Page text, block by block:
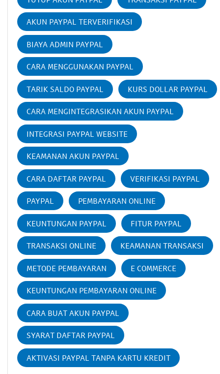
AKUN PAYPAL TERVERIFIKASI
BIAYA ADMIN PAYPAL
CARA MENGGUNAKAN PAYPAL
TARIK SALDO PAYPAL KURS DOLLAR PAYPAL
CARA MENGINTEGRASIKAN AKUN PAYPAL
INTEGRASI PAYPAL WEBSITE
KEAMANAN AKUN PAYPAL
CARA DAFTAR PAYPAL VERIFIKASI PAYPAL
PAYPAL PEMBAYARAN ONLINE
KEUNTUNGAN PAYPAL FITUR PAYPAL
TRANSAKSI ONLINE KEAMANAN TRANSAKSI
METODE PEMBAYARAN E COMMERCE
KEUNTUNGAN PEMBAYARAN ONLINE
CARA BUAT AKUN PAYPAL
SYARAT DAFTAR PAYPAL
AKTIVASI PAYPAL TANPA KARTU KREDIT